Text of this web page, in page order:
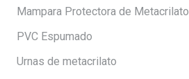
Mampara Protectora de Metacrilato
PVC Espumado
Urnas de metacrilato